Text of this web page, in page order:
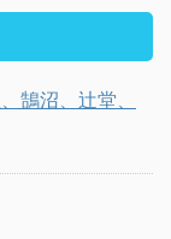
沼、辻堂、